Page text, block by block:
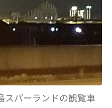
スパーランドの観覧車